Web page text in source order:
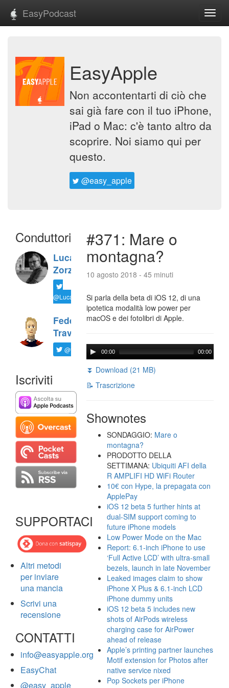
EasyPodcast
EasyApple
Non accontentarti di ciò che
sai già fare con il tuo iPhone,
iPad o Mac: c'è tanto altro da
scoprire. Noi siamo qui per
questo.
@easy_apple
Conduttori
Luca
Zorzi
@LucaTNT
Federico
Travaini
@ftrava
Iscriviti
SUPPORTACI
Altri metodi
per inviare
una mancia
Scrivi una
recensione
CONTATTI
info@easyapple.org
EasyChat
@easy_apple
#371: Mare o
montagna?
10 agosto 2018 - 45 minuti
Si parla della beta di iOS 12, di una
ipotetica modalità low power per
macOS e dei fotolibri di Apple.
00:00 00:00
⏬ Download (21 MB)
📝 Trascrizione
Shownotes
SONDAGGIO: Mare o
montagna?
PRODOTTO DELLA
SETTIMANA: Ubiquiti AFI della
R AMPLIFI HD WiFi Router
10€ con Hype, la prepagata con
ApplePay
iOS 12 beta 5 further hints at
dual-SIM support coming to
future iPhone models
Low Power Mode on the Mac
Report: 6.1-inch iPhone to use
‘Full Active LCD’ with ultra-small
bezels, launch in late November
Leaked images claim to show
iPhone X Plus & 6.1-inch LCD
iPhone dummy units
iOS 12 beta 5 includes new
shots of AirPods wireless
charging case for AirPower
ahead of release
Apple’s printing partner launches
Motif extension for Photos after
native service nixed
Pop Sockets per iPhone